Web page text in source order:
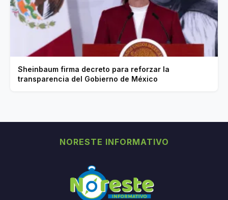
Sheinbaum firma decreto para reforzar la
transparencia del Gobierno de México
NORESTE INFORMATIVO